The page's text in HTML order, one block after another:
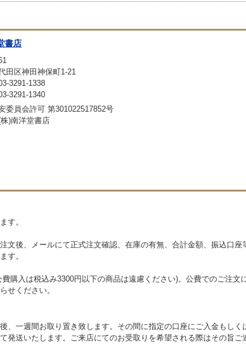
書店
田区神田神保町1-21
3291-1338
3291-1340
委員会許可 第301022517852号
)南洋堂書店
す。
文後、メールにて正式注文確認、在庫の有無、合計金額、振込口
す。
購入は税込み3300円以下の商品は遠慮ください)。公費でのご注文
せください。
、一週間お取り置き致します。その間に指定の口座にご入金もし
発送いたします。ご来店にてのお受取りを希望される際はその旨ご